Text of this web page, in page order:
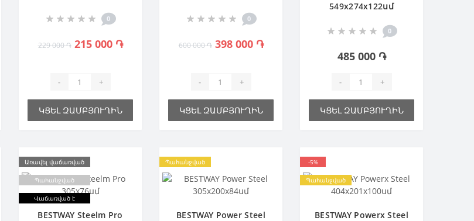
0
229 000 ֏ 215 000 ֏
- +
ԿՑԵԼ ԶԱՄԲՅՈՒՂԻՆ
0
600 000 ֏ 398 000 ֏
- +
ԿՑԵԼ ԶԱՄԲՅՈՒՂԻՆ
549х274х122սմ
0
485 000 ֏
- +
ԿՑԵԼ ԶԱՄԲՅՈՒՂԻՆ
Առավել վաճառված
Պահանջված
Վաճառված է
BESTWAY Steelm Pro
Պահանջված
BESTWAY Power Steel
-5%
Պահանջված
BESTWAY Powerx Steel